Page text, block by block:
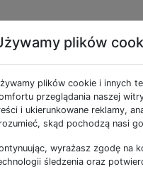
sklepie
plików
plików cookie i innych
przeglądania naszej
i ukierunkowane reklamy,
skąd pochodzą nasi
wyrażasz zgodę na
śledzenia oraz